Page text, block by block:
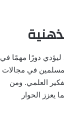
دورًا مهمًا في
في مجالات
العلمي. ومن
يعزز الحوار